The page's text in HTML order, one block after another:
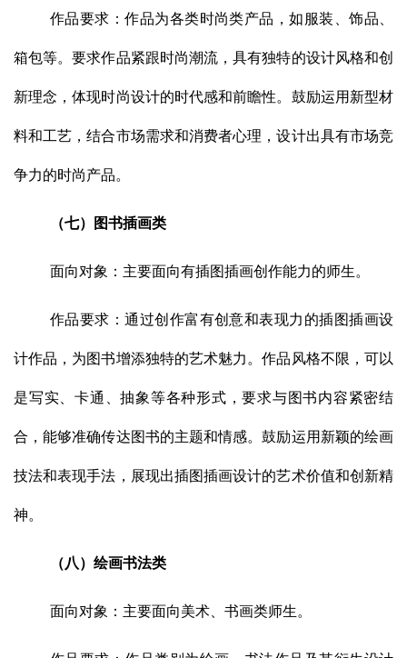
作品要求：作品为各类时尚类产品，如服装、饰品、
箱包等。要求作品紧跟时尚潮流，具有独特的设计风格和创
新理念，体现时尚设计的时代感和前瞻性。鼓励运用新型材
料和工艺，结合市场需求和消费者心理，设计出具有市场竞
争力的时尚产品。
（七）图书插画类
面向对象：主要面向有插图插画创作能力的师生。
作品要求：通过创作富有创意和表现力的插图插画设
计作品，为图书增添独特的艺术魅力。作品风格不限，可以
是写实、卡通、抽象等各种形式，要求与图书内容紧密结
合，能够准确传达图书的主题和情感。鼓励运用新颖的绘画
技法和表现手法，展现出插图插画设计的艺术价值和创新精
神。
（八）绘画书法类
面向对象：主要面向美术、书画类师生。